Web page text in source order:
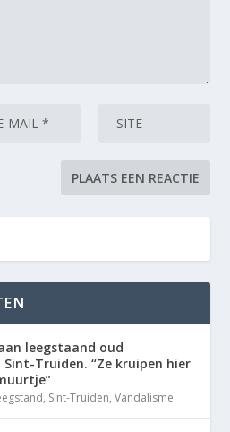
leegstaand oud
Truiden. “Ze kruipen hier
, Sint-Truiden,Vandalisme